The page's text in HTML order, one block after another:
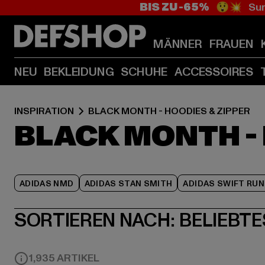
BIS ZU -65% 😲💥
MÄNNER FRAUEN
NEU BEKLEIDUNG SCHUHE ACCESSOIRES
INSPIRATION BLACK MONTH - HOODIES & ZIPPER
BLACK MONTH -
ADIDAS NMD ADIDAS STAN SMITH ADIDAS SWIFT RUN
SORTIEREN NACH:
1,935 ARTIKEL